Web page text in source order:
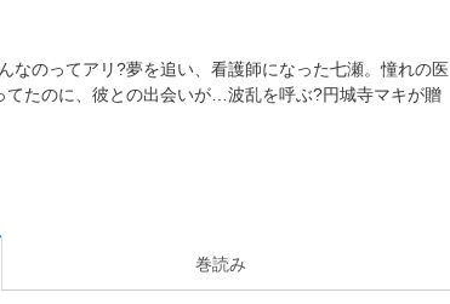
のってアリ?夢を追い、看護師になった七瀬。憧れの医
たのに、彼との出会いが…波乱を呼ぶ?円城寺マキが贈
巻読み